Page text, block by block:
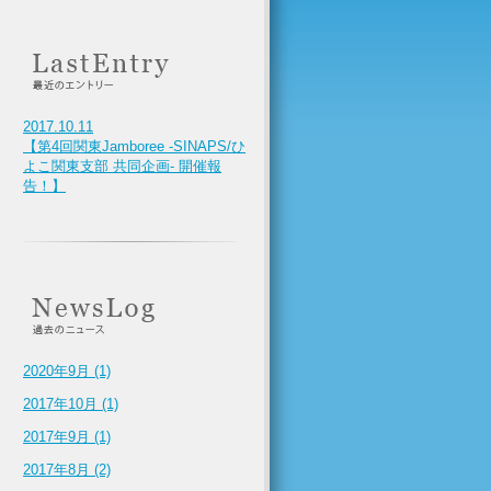
2017.10.11
【第4回関東Jamboree -SINAPS/ひ
よこ関東支部 共同企画- 開催報
告！】
2020年9月 (1)
2017年10月 (1)
2017年9月 (1)
2017年8月 (2)